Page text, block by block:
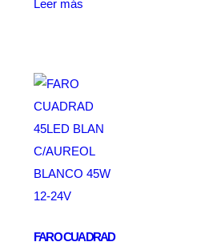
Leer más
FARO CUADRAD